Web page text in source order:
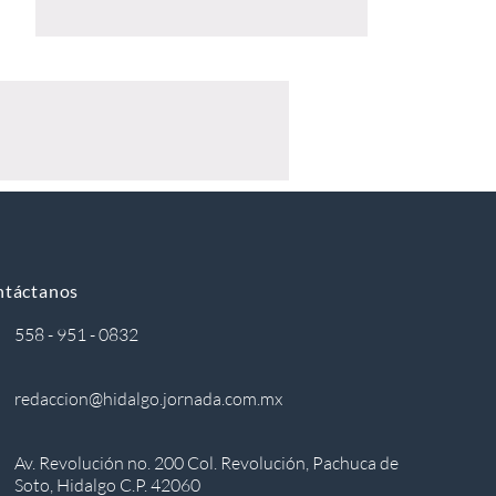
558 - 951 - 0832
redaccion@hidalgo.jornada.com.mx
Av. Revolución no. 200 Col. Revolución, Pachuca de
Soto, Hidalgo C.P. 42060